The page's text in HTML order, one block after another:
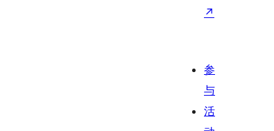
↗
参
与
活